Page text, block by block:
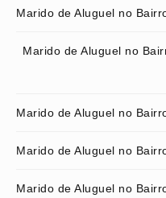
Marido de Aluguel no
Marido de Aluguel no
Marido de Aluguel no
Marido de Aluguel no
Marido de Aluguel no